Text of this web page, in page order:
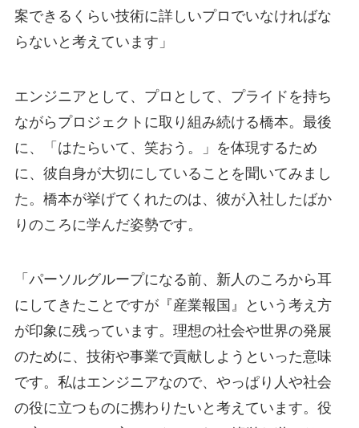
案できるくらい技術に詳しいプロでいなければな
らないと考えています」
エンジニアとして、プロとして、プライドを持ち
ながらプロジェクトに取り組み続ける橋本。最後
に、「はたらいて、笑おう。」を体現するため
に、彼自身が大切にしていることを聞いてみまし
た。橋本が挙げてくれたのは、彼が入社したばか
りのころに学んだ姿勢です。
「パーソルグループになる前、新人のころから耳
にしてきたことですが『産業報国』という考え方
が印象に残っています。理想の社会や世界の発展
のために、技術や事業で貢献しようといった意味
です。私はエンジニアなので、やっぱり人や社会
の役に立つものに携わりたいと考えています。役